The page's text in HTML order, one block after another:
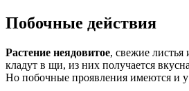
Побочные действия
Растение неядовитое, свежие листья
кладут в щи, из них получается
Но побочные проявления имеются и